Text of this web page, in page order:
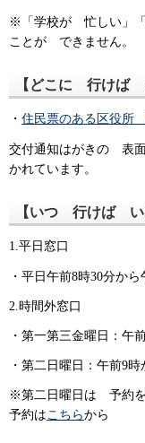
※「学校が 忙しい」
ことが できません。
【どこに 行けば
・ 住民票のある区役所
交付通知はがきの 表
かれています。
【いつ 行けば い
1.平日窓口
・平日午前8時30分か
2.時間外窓口
・第一第三金曜日：午
・第二日曜日：午前9
※第二日曜日は 予約
予約はこちらから